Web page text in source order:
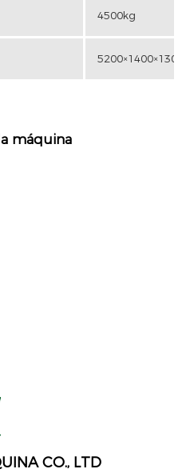
4500kg
máquina
CO., LTD